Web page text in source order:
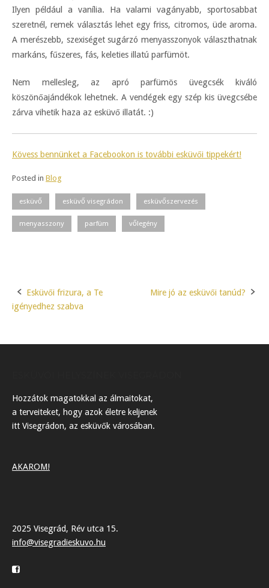
Ilyen például a vanília. Ha valami vagányabb, sportosabbat
szeretnél, remek választás lehet egy friss, citromos, üde aroma.
A merészebb, szexiséget sugárzó menyasszonyok választhatnak
markáns, fűszeres, fás, keleties illatú parfümöt.
Nem mellesleg, az apró parfümös üvegcsék kiváló
köszönőajándékok lehetnek. A vendégek egy szép kis üvegcsébe
zárva vihetik haza az esküvő illatát. :)
Kövess bennünket a Facebookon is további esküvői tippekért!
Posted in Blog
esküvő esküvő visegrádon esküvőszervezés
menyasszony parfüm vőlegény
Post
Esküvői frizura, a Te
igényedhez szabva
Mire jó az esküvői tanúd?
Hozzátok magatokkal az álmaitokat,
a terveiteket, hogy azok életre keljenek
itt Visegrádon, az esküvők városában.
AKAROM!
2025 Visegrád, Rév utca 15.
info@visegradieskuvo.hu